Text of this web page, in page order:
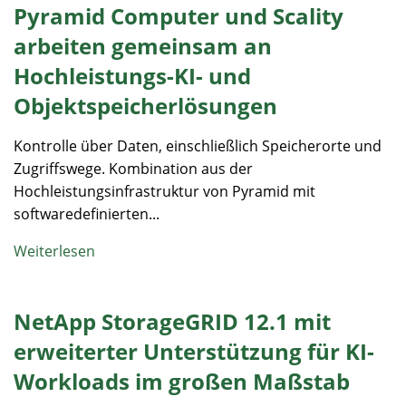
Pyramid Computer und Scality
arbeiten gemeinsam an
Hochleistungs-KI- und
Objektspeicherlösungen
Kontrolle über Daten, einschließlich Speicherorte und
Zugriffswege. Kombination aus der
Hochleistungsinfrastruktur von Pyramid mit
softwaredefinierten...
Weiterlesen
NetApp StorageGRID 12.1 mit
erweiterter Unterstützung für KI-
Workloads im großen Maßstab